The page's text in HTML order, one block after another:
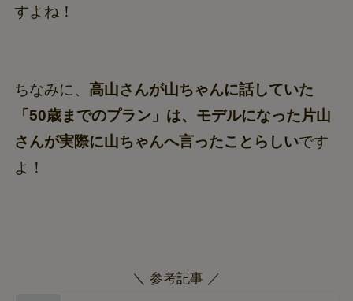
すよね！
ちなみに、 高山さんが山ちゃんに話していた
「50歳までのプラン」は、モデルになった片山
さんが実際に山ちゃんへ言ったことらしいです
よ！
＼ 参考記事 ／